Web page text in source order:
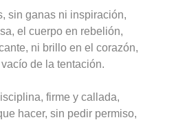
sin ganas ni inspiración,
el cuerpo en rebelión,
ni brillo en el corazón,
de la tentación.
firme y callada,
hacer, sin pedir permiso,